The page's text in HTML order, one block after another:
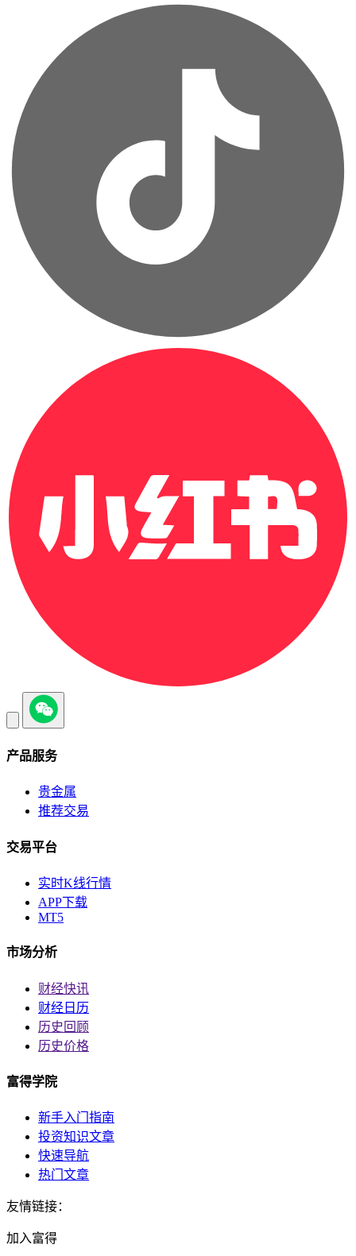
产品服务
贵金属
推荐交易
交易平台
实时K线行情
APP下载
MT5
市场分析
财经快讯
财经日历
历史回顾
历史价格
富得学院
新手入门指南
投资知识文章
快速导航
热门文章
友情链接：
加入富得